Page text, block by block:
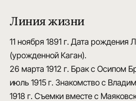
Линия жизни
11 ноября 1891 г. Дата рождения
(урожденной Каган).
26 марта 1912 г. Брак с Осипом
июль 1915 г. Знакомство с
1918 г. Съемки вместе с